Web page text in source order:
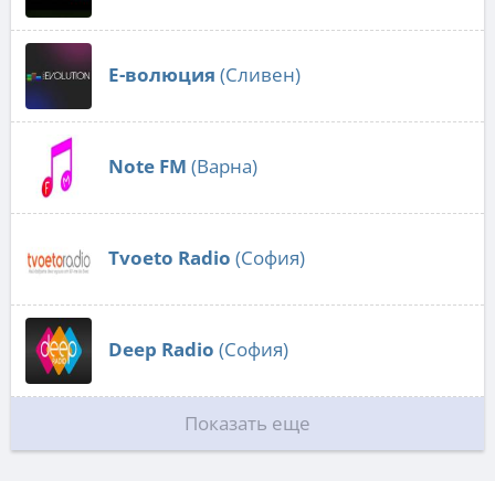
E-волюция (Сливен)
Note FM (Варна)
Tvoeto Radio (София)
Deep Radio (София)
Показать еще